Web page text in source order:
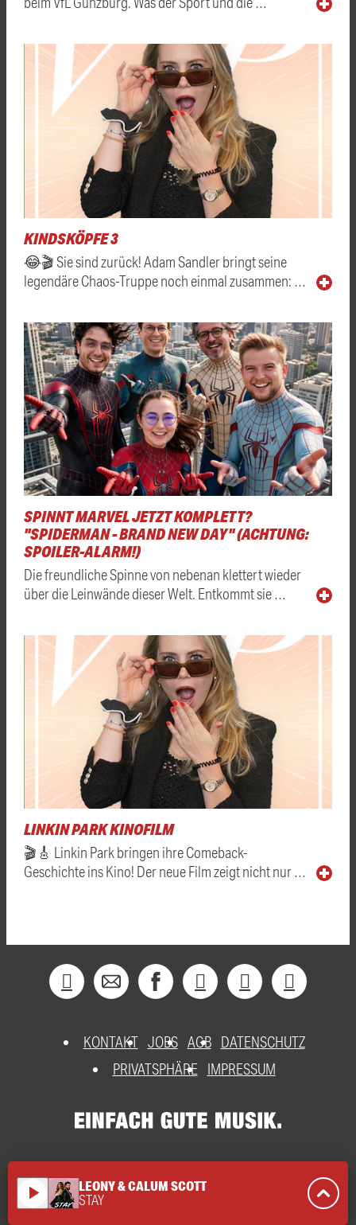
KINDSKÖPFE 3
😂🎬 Sie sind zurück! Adam Sandler bringt seine
legendäre Chaos-Truppe noch einmal zusammen: …
SPINNT MARVEL JETZT KOMPLETT?
"SPIDERMAN - BRAND NEW DAY" (ACHTUNG:
SPOILER-ALARM!)
Die freundliche Spinne von nebenan klettert wieder
über die Leinwände dieser Welt. Entkommt sie …
LINKIN PARK KINOFILM
🎬🎸 Linkin Park bringen ihre Comeback-
Geschichte ins Kino! Der neue Film zeigt nicht nur …
KONTAKT JOBS AGB DATENSCHUTZ
PRIVATSPHÄRE
IMPRESSUM
play_arrow LEONY & CALUM SCOTT
STAY